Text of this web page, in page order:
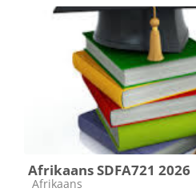
Afrikaans SDFA721 2026
Kursus kategorie
Afrikaans